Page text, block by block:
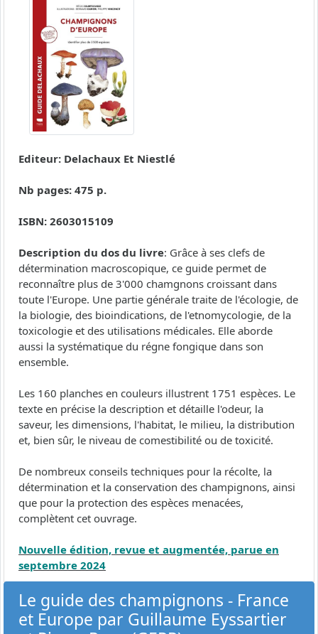
Editeur: Delachaux Et Niestlé
Nb pages: 475 p.
ISBN: 2603015109
Description du dos du livre: Grâce à ses clefs de
détermination macroscopique, ce guide permet de
reconnaître plus de 3'000 chamgnons croissant dans
toute l'Europe. Une partie générale traite de l'écologie, de
la biologie, des bioindications, de l'etnomycologie, de la
toxicologie et des utilisations médicales. Elle aborde
aussi la systématique du régne fongique dans son
ensemble.
Les 160 planches en couleurs illustrent 1751 espèces. Le
texte en précise la description et détaille l'odeur, la
saveur, les dimensions, l'habitat, le milieu, la distribution
et, bien sûr, le niveau de comestibilité ou de toxicité.
De nombreux conseils techniques pour la récolte, la
détermination et la conservation des champignons, ainsi
que pour la protection des espèces menacées,
complètent cet ouvrage.
Nouvelle édition, revue et augmentée, parue en
septembre 2024
Le guide des champignons - France
et Europe par Guillaume Eyssartier